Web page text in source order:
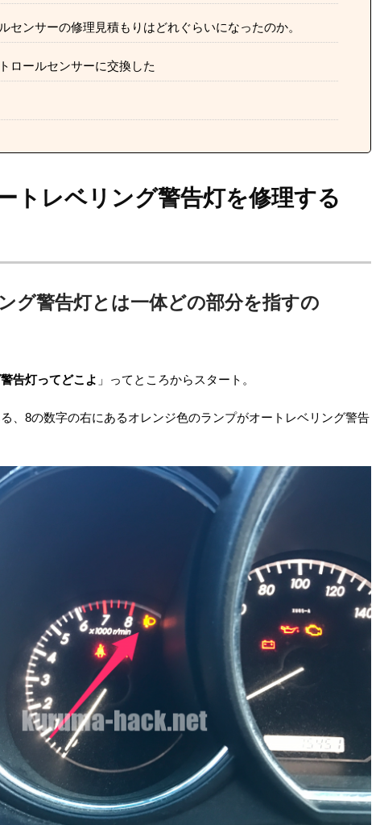
センサーの修理見積もりはどれぐらいになったのか。
ロールセンサーに交換した
トレベリング警告灯を修理する
グ警告灯とは一体どの部分を指すの
告灯ってどこよ 」ってところからスタート。
、8の数字の右にあるオレンジ色のランプがオートレベリング警告